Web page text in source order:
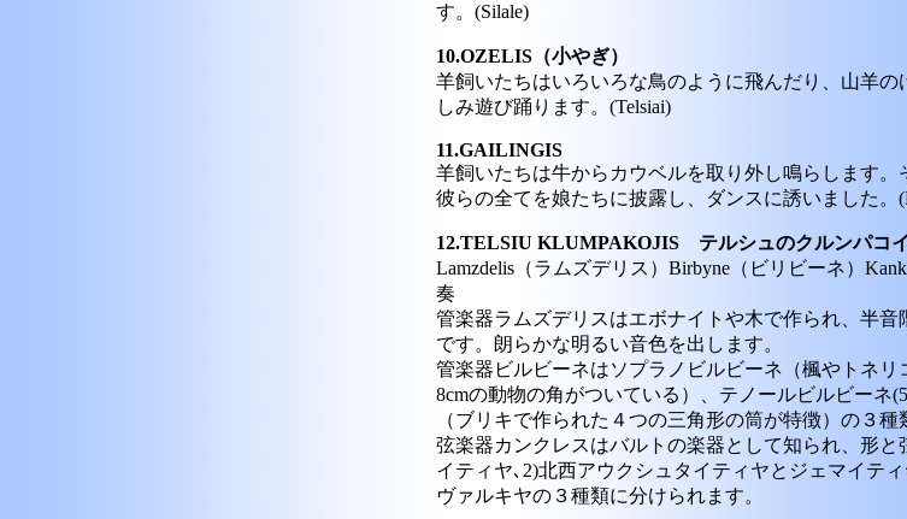
す。(Silale)
10.OZELIS（小やぎ）
羊飼いたちはいろいろな鳥のように飛んだり、山羊
しみ遊び踊ります。(Telsiai)
11.GAILINGIS
羊飼いたちは牛からカウベルを取り外し鳴らします。
彼らの全てを娘たちに披露し、ダンスに誘いました。
12.TELSIU KLUMPAKOJIS テルシュのクルンパコ
Lamzdelis（ラムズデリス）Birbyne（ビリビーネ）
奏
管楽器ラムズデリスはエボナイトや木で作られ、半
です。朗らかな明るい音色を出します。
管楽器ビルビーネはソプラノビルビーネ（楓やトネ
8cmの動物の角がついている）、テノールビルビーネ
（ブリキで作られた４つの三角形の筒が特徴）の３種
弦楽器カンクレスはバルトの楽器として知られ、形と
イティヤ､2)北西アウクシュタイティヤとジェマイテ
ヴァルキヤの３種類に分けられます。